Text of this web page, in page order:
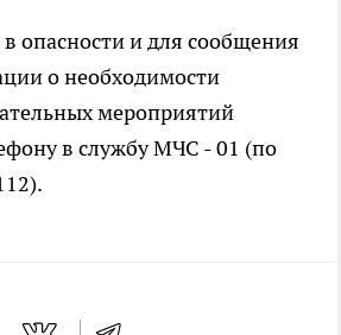
опасности и для сообщения
о необходимости
мероприятий
в службу МЧС - 01 (по